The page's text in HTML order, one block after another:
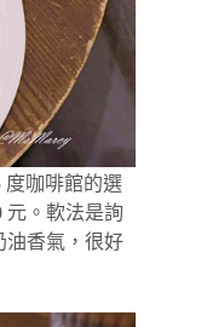
度咖啡館的選
元。軟法是詢
油香氣，很好